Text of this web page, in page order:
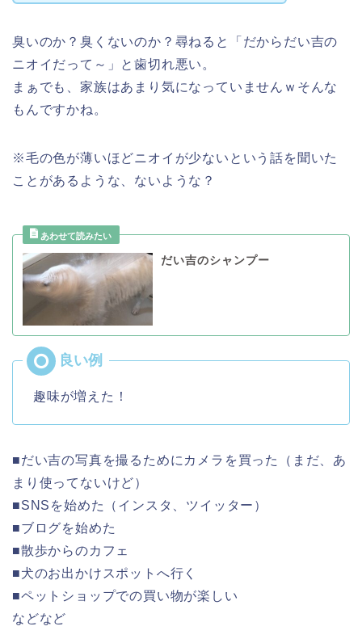
臭いのか？臭くないのか？尋ねると「だからだい吉の
ニオイだって～」と歯切れ悪い。
まぁでも、家族はあまり気になっていませんｗそんな
もんですかね。
※毛の色が薄いほどニオイが少ないという話を聞いた
ことがあるような、ないような？
だい吉のシャンプー
趣味が増えた！
■だい吉の写真を撮るためにカメラを買った（まだ、あ
まり使ってないけど）
■SNSを始めた（インスタ、ツイッター）
■ブログを始めた
■散歩からのカフェ
■犬のお出かけスポットへ行く
■ペットショップでの買い物が楽しい
などなど